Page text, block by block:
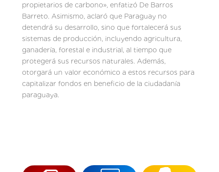
propietarios de carbono», enfatizó De Barros
Barreto. Asimismo, aclaró que Paraguay no
detendrá su desarrollo, sino que fortalecerá sus
sistemas de producción, incluyendo agricultura,
ganadería, forestal e industrial, al tiempo que
protegerá sus recursos naturales. Además,
otorgará un valor económico a estos recursos para
capitalizar fondos en beneficio de la ciudadanía
paraguaya.